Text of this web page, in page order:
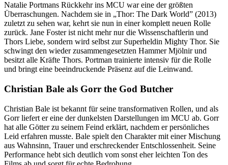
Natalie Portmans Rückkehr ins MCU war eine der größten
Überraschungen. Nachdem sie in „Thor: The Dark World” (2013)
zuletzt zu sehen war, kehrt sie nun in einer komplett neuen Rolle
zurück. Jane Foster ist nicht mehr nur die Wissenschaftlerin und
Thors Liebe, sondern wird selbst zur Superheldin Mighty Thor. Sie
schwingt den wieder zusammengesetzten Hammer Mjölnir und
besitzt alle Kräfte Thors. Portman trainierte intensiv für die Rolle
und bringt eine beeindruckende Präsenz auf die Leinwand.
Christian Bale als Gorr the God Butcher
Christian Bale ist bekannt für seine transformativen Rollen, und als
Gorr liefert er eine der dunkelsten Darstellungen im MCU ab. Gorr
hat alle Götter zu seinem Feind erklärt, nachdem er persönliches
Leid erfahren musste. Bale spielt den Charakter mit einer Mischung
aus Wahnsinn, Trauer und erschreckender Entschlossenheit. Seine
Performance hebt sich deutlich vom sonst eher leichten Ton des